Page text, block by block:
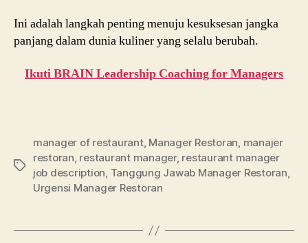
Ini adalah langkah penting menuju kesuksesan jangka
panjang dalam dunia kuliner yang selalu berubah.
Ikuti BRAIN Leadership Coaching for Managers
Tags
manager of restaurant, Manager Restoran, manajer
restoran, restaurant manager, restaurant manager
job description, Tanggung Jawab Manager Restoran,
Urgensi Manager Restoran